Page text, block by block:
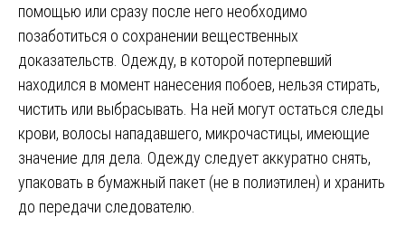
помощью или сразу после него необходимо
позаботиться о сохранении вещественных
доказательств. Одежду, в которой потерпевший
находился в момент нанесения побоев, нельзя стирать,
чистить или выбрасывать. На ней могут остаться следы
крови, волосы нападавшего, микрочастицы, имеющие
значение для дела. Одежду следует аккуратно снять,
упаковать в бумажный пакет (не в полиэтилен) и хранить
до передачи следователю.